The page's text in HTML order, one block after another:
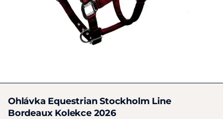
Ohlávka Equestrian Stockholm Line
Bordeaux Kolekce 2026